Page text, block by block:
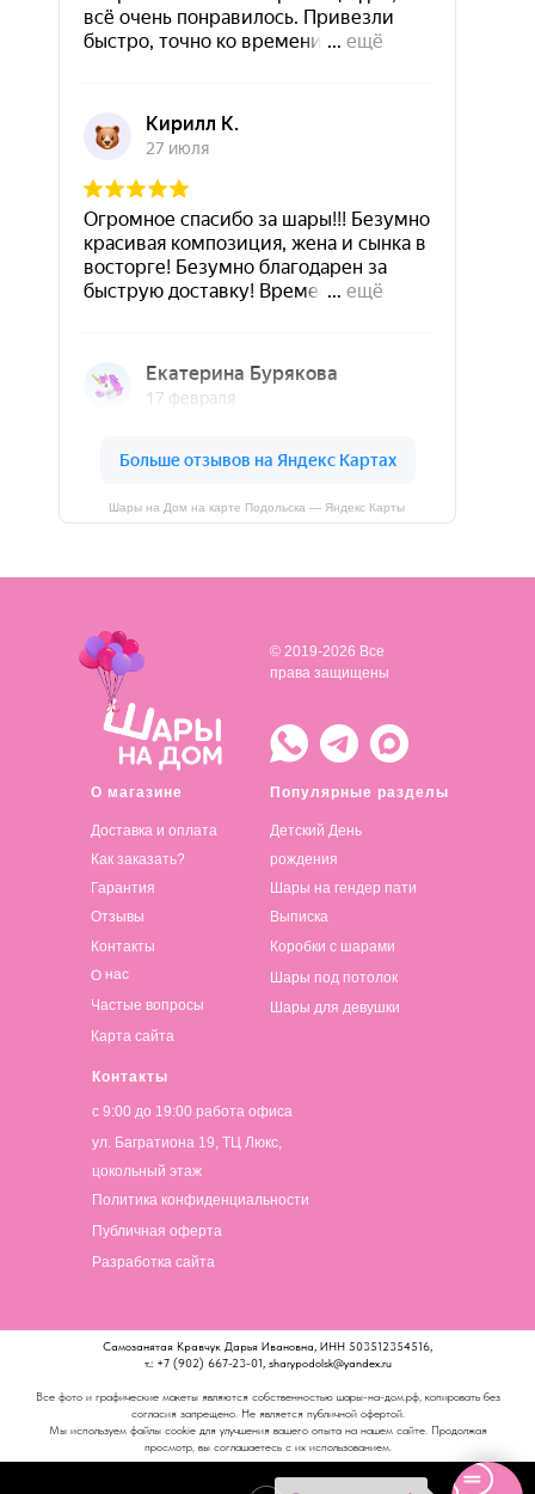
Шары на Дом на карте Подольска — Яндекс Карты
О магазине
Доставка и оплата
Популярные разделы
Детский День
рождения
Контакты
© 2019-2026 Все
права защищены
Как заказать?
Гарантия
Отзывы
Контакты
О нас
Частые вопросы
Карта сайта
Шары на гендер пати
Выписка
Коробки с шарами
Шары под потолок
Шары для девушки
с 9:00 до 19:00 работа офиса
ул. Багратиона 19, ТЦ Люкс,
цокольный этаж
Политика конфиденциальности
Публичная оферта
Разработка сайта
Самозанятая Кравчук Дарья Ивановна, ИНН 503512354516,
т.: +7 (902) 667-23-01, sharypodolsk@yandex.ru
Все фото и графические макеты являются собственностью шары-на-дом.рф, копировать без
согласия запрещено. Не является публичной офертой.
Мы используем файлы cookie для улучшения вашего опыта на нашем сайте. Продолжая
просмотр, вы соглашаетесь с их использованием.